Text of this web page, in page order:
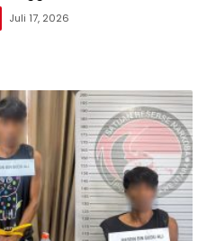
Juli 17, 2026